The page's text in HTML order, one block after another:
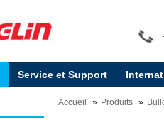
Service et Support
Accueil Produits